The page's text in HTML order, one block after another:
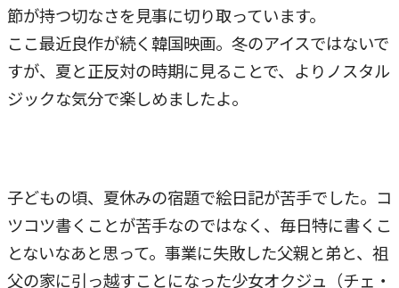
節が持つ切なさを見事に切り取っています。
ここ最近良作が続く韓国映画。冬のアイスではないで
すが、夏と正反対の時期に見ることで、よりノスタル
ジックな気分で楽しめましたよ。
子どもの頃、夏休みの宿題で絵日記が苦手でした。コ
ツコツ書くことが苦手なのではなく、毎日特に書くこ
とないなあと思って。事業に失敗した父親と弟と、祖
父の家に引っ越すことになった少女オクジュ（チェ・